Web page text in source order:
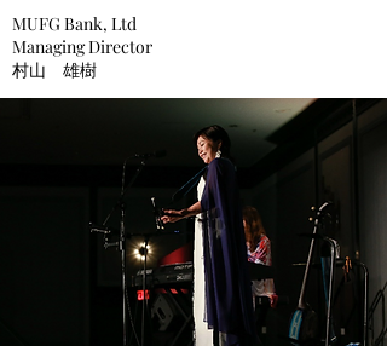
MUFG Bank, Ltd
Managing Director
村山 雄樹